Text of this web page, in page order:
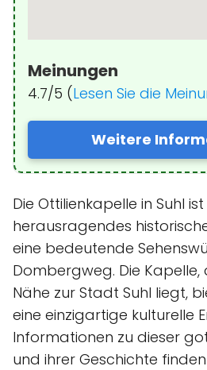
Meinungen
4.7/5 (Lesen Sie die
Weitere
Die Ottilienkapelle in Suhl ist
herausragendes
eine bedeutende
Dombergweg. Die
Nähe zur Stadt Suhl liegt,
eine einzigartige kulturelle
Informationen zu dieser
und ihrer Geschichte